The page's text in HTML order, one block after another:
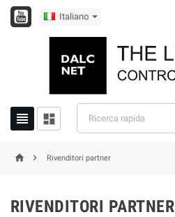
Italiano
 
  Rivenditori partner
RIVENDITORI PARTNER